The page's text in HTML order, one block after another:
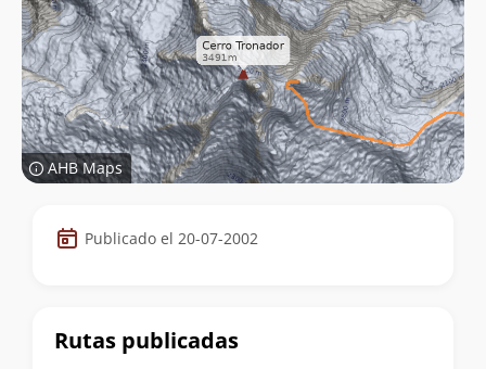
AHB Maps
Datos
de
cumbre
Publicado el 20-07-2002
Rutas publicadas